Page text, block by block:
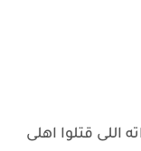
اللى قتلوا اهلى